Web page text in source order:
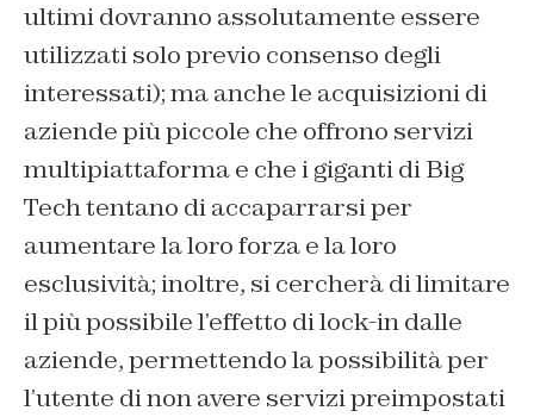
ultimi dovranno assolutamente essere
utilizzati solo previo consenso degli
interessati); ma anche le acquisizioni di
aziende più piccole che offrono servizi
multipiattaforma e che i giganti di Big
Tech tentano di accaparrarsi per
aumentare la loro forza e la loro
esclusività; inoltre, si cercherà di limitare
il più possibile l’effetto di lock-in dalle
aziende, permettendo la possibilità per
l’utente di non avere servizi preimpostati